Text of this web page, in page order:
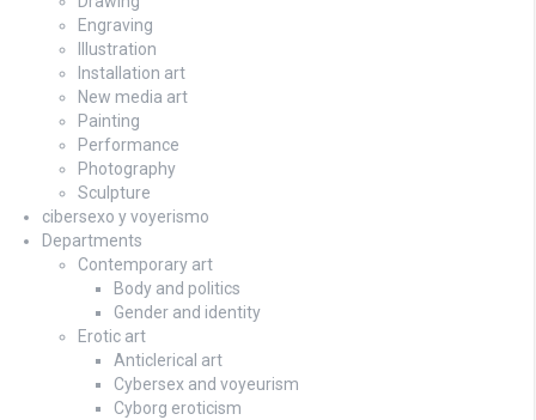
Engraving
Illustration
Installation art
New media art
Painting
Performance
Photography
Sculpture
cibersexo y voyerismo
Departments
Contemporary art
Body and politics
Gender and identity
Erotic art
Anticlerical art
Cybersex and voyeurism
Cyborg eroticism